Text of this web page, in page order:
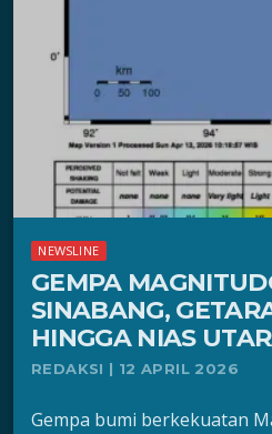
NEWSLINE
GEMPA
SINABANG,
HINGGA NIAS
REDAKSI | 12 APRIL 2026
Gempa bumi berkekuatan